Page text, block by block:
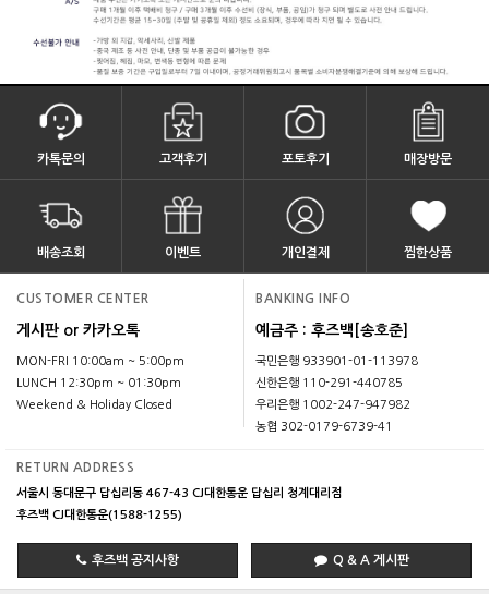
카톡문의 고객후기 포토후기 매장방문
배송조회 이벤트 개인결제 찜한상품
CUSTOMER CENTER
게시판 or 카카오톡
MON-FRI 10:00am ~ 5:00pm
LUNCH 12:30pm ~ 01:30pm
Weekend & Holiday Closed
BANKING INFO
예금주 : 후즈백[송호준]
국민은행 933901-01-113978
신한은행 110-291-440785
우리은행 1002-247-947982
농협 302-0179-6739-41
RETURN ADDRESS
서울시 동대문구 답십리동 467-43 CJ대한통운 답십리 청계대리점
후즈백 CJ대한통운(1588-1255)
후즈백 공지사항 Q & A 게시판